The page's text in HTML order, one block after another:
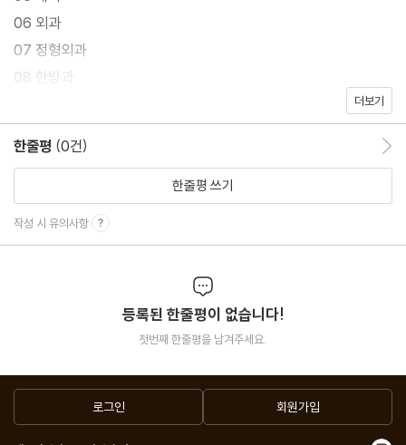
06 외과
07 정형외과
08 한방과
더보기
한줄평 (0건)
한줄평 쓰기
작성 시 유의사항
등록된 한줄평이 없습니다!
첫번째 한줄평을 남겨주세요.
로그인 회원가입